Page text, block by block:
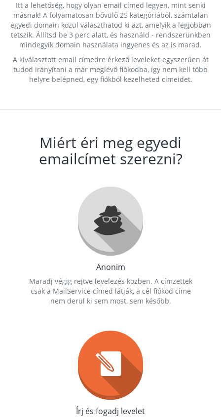
Itt a lehetőség, hogy olyan email címed legyen, mint senki
másnak! A folyamatosan bővülő 25 kategóriából, számtalan
egyedi domain közül választhatod ki azt, amelyik a legjobban
tetszik. Állítsd be 3 perc alatt, és használd - rendszerünkben
mindegyik domain használata ingyenes és az is marad.
A kiválasztott email címedre érkező leveleket egyszerűen át
tudod irányítani a már meglévő fiókodba, így nem kell több
helyre belépned, egy fiókból kezelheted címeidet.
Miért éri meg egyedi
emailcímet szerezni?
Anonim
Maradj végig rejtve levelezés közben. A címzettek
csak a MailService címed látják, a cél fiókod címe
nem derül ki sem most, sem később.
Írj és fogadj levelet